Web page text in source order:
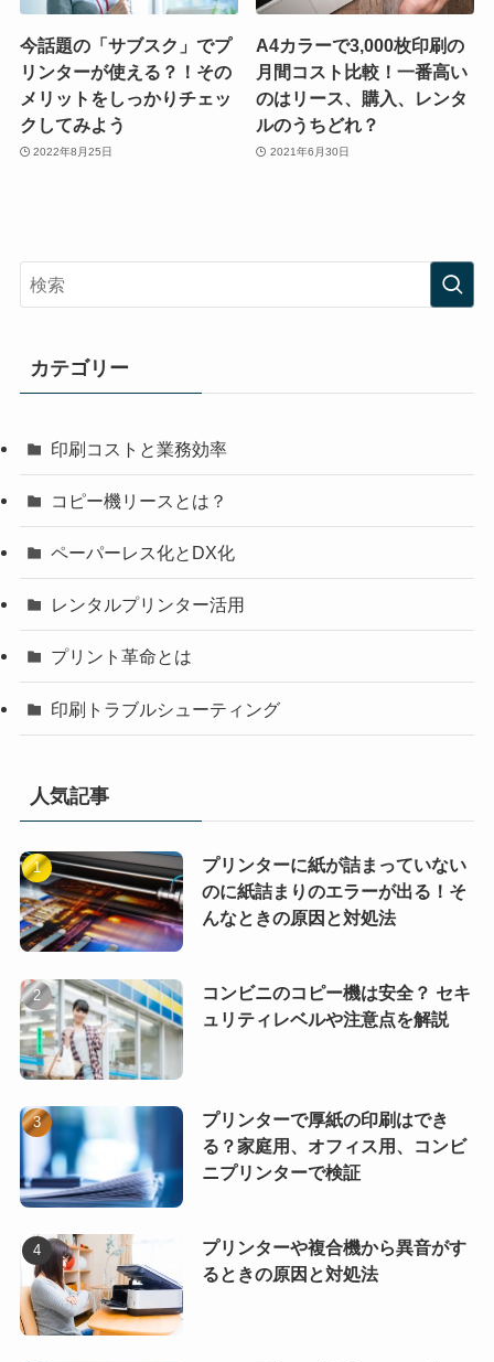
今話題の「サブスク」でプ
リンターが使える？！その
メリットをしっかりチェッ
クしてみよう
2022年8月25日
A4カラーで3,000枚印刷の
月間コスト比較！一番高い
のはリース、購入、レンタ
ルのうちどれ？
2021年6月30日
カテゴリー
印刷コストと業務効率
コピー機リースとは？
ペーパーレス化とDX化
レンタルプリンター活用
プリント革命とは
印刷トラブルシューティング
人気記事
プリンターに紙が詰まっていない
のに紙詰まりのエラーが出る！そ
んなときの原因と対処法
コンビニのコピー機は安全？ セキ
ュリティレベルや注意点を解説
プリンターで厚紙の印刷はでき
る？家庭用、オフィス用、コンビ
ニプリンターで検証
プリンターや複合機から異音がす
るときの原因と対処法